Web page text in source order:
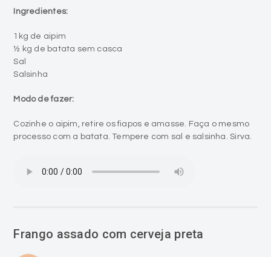
Ingredientes:
1kg de aipim
½ kg de batata sem casca
Sal
Salsinha
Modo de fazer:
Cozinhe o aipim, retire os fiapos e amasse. Faça o mesmo
processo com a batata. Tempere com sal e salsinha. Sirva.
Frango assado com cerveja preta